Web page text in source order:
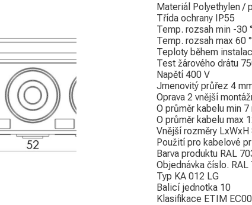
Materiál Polyethylen /
Třída ochrany IP55
Temp. rozsah min -30
Temp. rozsah max 60
Teploty během
Test žárového drátu
Napětí 400 V
Jmenovitý průřez 4
Oprava 2 vnější
O průměr kabelu min 7
O průměr kabelu max
Vnější rozměry
Použití pro kabelové
Barva produktu RAL
Objednávka číslo.
Typ KA 012 LG
Balicí jednotka 10
Klasifikace ETIM